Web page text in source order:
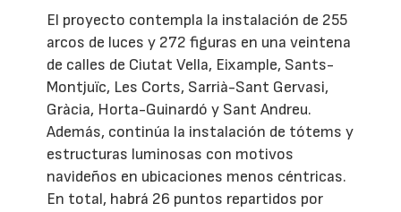
El proyecto contempla la instalación de 255
arcos de luces y 272 figuras en una veintena
de calles de Ciutat Vella, Eixample, Sants-
Montjuïc, Les Corts, Sarrià-Sant Gervasi,
Gràcia, Horta-Guinardó y Sant Andreu.
Además, continúa la instalación de tótems y
estructuras luminosas con motivos
navideños en ubicaciones menos céntricas.
En total, habrá 26 puntos repartidos por